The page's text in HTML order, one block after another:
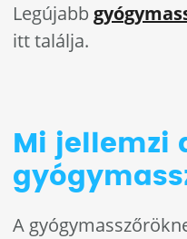
Legújabb
itt találja.
Mi jellemzi
A